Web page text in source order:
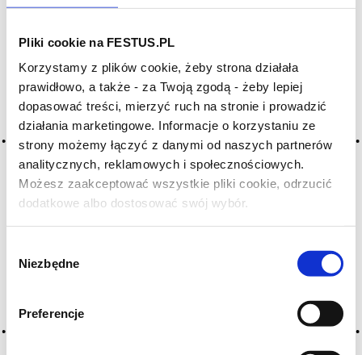
Pliki cookie na FESTUS.PL
Korzystamy z plików cookie, żeby strona działała
prawidłowo, a także - za Twoją zgodą - żeby lepiej
dopasować treści, mierzyć ruch na stronie i prowadzić
działania marketingowe. Informacje o korzystaniu ze
strony możemy łączyć z danymi od naszych partnerów
analitycznych, reklamowych i społecznościowych.
Możesz zaakceptować wszystkie pliki cookie, odrzucić
dodatkowe albo dostosować swój wybór.
zgody
Niezbędne
Preferencje
Czy masz ukończone 18 lat?
Brigaldara Amarone della Valpolicella Cavolo